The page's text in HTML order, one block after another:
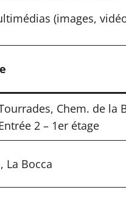
(images,
Chem. de la
2 – 1er étage
La Bocca